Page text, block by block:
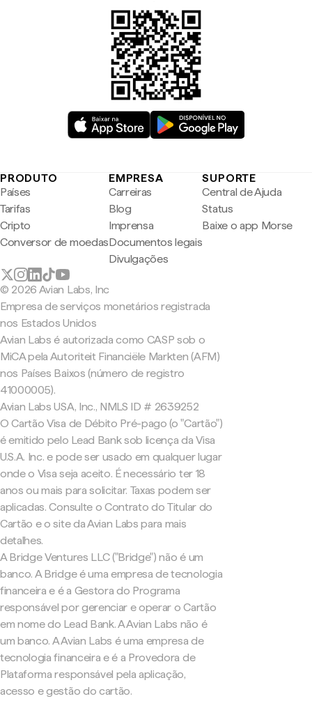
PRODUTO
Países
Tarifas
Cripto
Conversor de moedas
EMPRESA
Carreiras
Blog
Imprensa
Documentos legais
Divulgações
SUPORTE
Central de Ajuda
Status
Baixe o app Morse
© 2026 Avian Labs, Inc
Empresa de serviços monetários registrada
nos Estados Unidos
Avian Labs é autorizada como CASP sob o
MiCA pela Autoriteit Financiële Markten (AFM)
nos Países Baixos (número de registro
41000005).
Avian Labs USA, Inc., NMLS ID # 2639252
O Cartão Visa de Débito Pré-pago (o "Cartão")
é emitido pelo Lead Bank sob licença da Visa
U.S.A. Inc. e pode ser usado em qualquer lugar
onde o Visa seja aceito. É necessário ter 18
anos ou mais para solicitar. Taxas podem ser
aplicadas. Consulte o Contrato do Titular do
Cartão e o site da Avian Labs para mais
detalhes.
A Bridge Ventures LLC ("Bridge") não é um
banco. A Bridge é uma empresa de tecnologia
financeira e é a Gestora do Programa
responsável por gerenciar e operar o Cartão
em nome do Lead Bank. A Avian Labs não é
um banco. A Avian Labs é uma empresa de
tecnologia financeira e é a Provedora de
Plataforma responsável pela aplicação,
acesso e gestão do cartão.